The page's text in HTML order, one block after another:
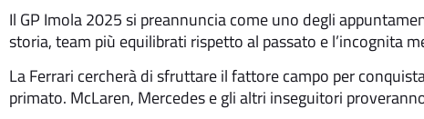
Il GP Imola 2025 si preannuncia come uno degli
storia, team più equilibrati rispetto al passato e l’incognita
La Ferrari cercherà di sfruttare il fattore campo per
primato. McLaren, Mercedes e gli altri inseguitori